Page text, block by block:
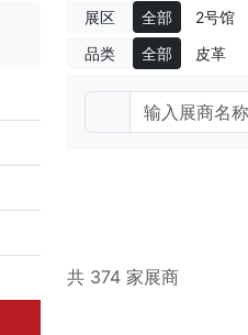
展区 全部 2号馆
品类
全部 皮革
共 374 家展商